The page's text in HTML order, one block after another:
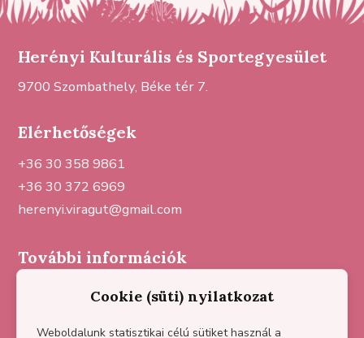
Herényi Kulturális és Sportegyesület
9700 Szombathely, Béke tér 7.
Elérhetőségek
+36 30 358 9861
+36 30 372 6969
herenyi.viragut@gmail.com
További információk
Sajtómegjelenések
Partnereink
Cookie (süti) nyilatkozat
Weboldalunk statisztikai célú sütiket használ a